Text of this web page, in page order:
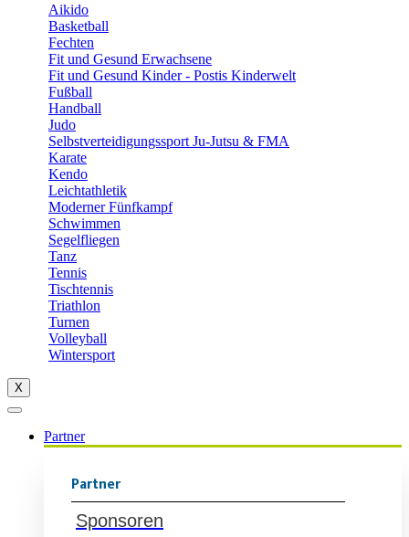
Aikido
Basketball
Fechten
Fit und Gesund Erwachsene
Fit und Gesund Kinder - Postis Kinderwelt
Fußball
Handball
Judo
Selbstverteidigungssport Ju-Jutsu & FMA
Karate
Kendo
Leichtathletik
Moderner Fünfkampf
Schwimmen
Segelfliegen
Tanz
Tennis
Tischtennis
Triathlon
Turnen
Volleyball
Wintersport
X
Partner
Partner
Sponsoren